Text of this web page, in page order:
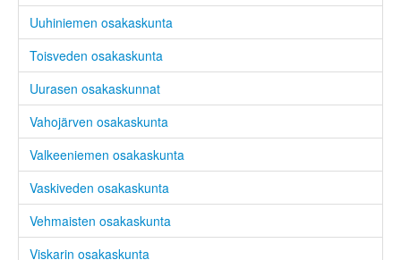
Uuhiniemen osakaskunta
Toisveden osakaskunta
Uurasen osakaskunnat
Vahojärven osakaskunta
Valkeeniemen osakaskunta
Vaskiveden osakaskunta
Vehmaisten osakaskunta
Viskarin osakaskunta